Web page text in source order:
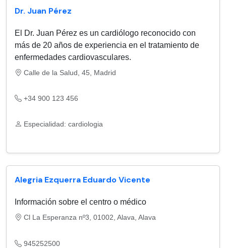
Dr. Juan Pérez
El Dr. Juan Pérez es un cardiólogo reconocido con
más de 20 años de experiencia en el tratamiento de
enfermedades cardiovasculares.
Calle de la Salud, 45, Madrid
+34 900 123 456
Especialidad: cardiologia
Alegria Ezquerra Eduardo Vicente
Información sobre el centro o médico
Cl La Esperanza nº3, 01002, Alava, Alava
945252500